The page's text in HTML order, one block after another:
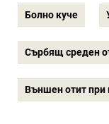
Болно куче
Сърбящ среден
Външен отит при